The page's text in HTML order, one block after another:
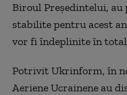
Biroul Preşedintelui,
stabilite pentru acest
vor fi îndeplinite în
Potrivit Ukrinform, în
Aeriene Ucrainene au